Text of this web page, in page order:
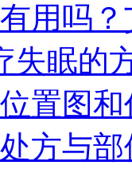
用吗？
失眠的
置图和
方与部